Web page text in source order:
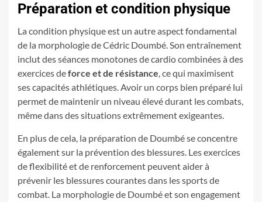
Préparation et condition physique
La condition physique est un autre aspect fondamental
de la morphologie de Cédric Doumbé. Son entraînement
inclut des séances monotones de cardio combinées à des
exercices deforce et de résistance, ce qui maximisent
ses capacités athlétiques. Avoir un corps bien préparé lui
permet de maintenir un niveau élevé durant les combats,
même dans des situations extrêmement exigeantes.
En plus de cela, la préparation de Doumbé se concentre
également sur la prévention des blessures. Les exercices
de flexibilité et de renforcement peuvent aider à
prévenir les blessures courantes dans les sports de
combat. La morphologie de Doumbé et son engagement